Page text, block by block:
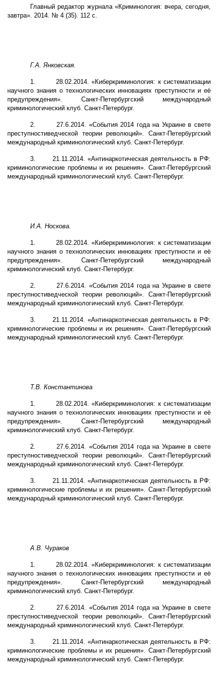
Главный редактор журнала «Криминология: вчера, сегодня,
завтра». 2014. № 4 (35). 112 с.
Г.А. Янковская.
1.
28.02.2014. «Киберкриминология: к систематизации
научного знания о технологических инновациях преступности и её
предупреждения». Санкт-Петербургский международный
криминологический клуб. Санкт-Петербург.
2.
27.6.2014. «События 2014 года на Украине в свете
преступностиведческой теории революций». Санкт-Петербургский
международный криминологический клуб. Санкт-Петербург.
3.
21.11.2014. «Антинаркотическая деятельность в РФ:
криминологические проблемы и их решения». Санкт-Петербургский
международный криминологический клуб. Санкт-Петербург.
И.А. Носкова.
1.
28.02.2014. «Киберкриминология: к систематизации
научного знания о технологических инновациях преступности и её
предупреждения». Санкт-Петербургский международный
криминологический клуб. Санкт-Петербург.
2.
27.6.2014. «События 2014 года на Украине в свете
преступностиведческой теории революций». Санкт-Петербургский
международный криминологический клуб. Санкт-Петербург.
3.
21.11.2014. «Антинаркотическая деятельность в РФ:
криминологические проблемы и их решения». Санкт-Петербургский
международный криминологический клуб. Санкт-Петербург.
Т.В. Константинова
1.
28.02.2014. «Киберкриминология: к систематизации
научного знания о технологических инновациях преступности и её
предупреждения». Санкт-Петербургский международный
криминологический клуб. Санкт-Петербург.
2.
27.6.2014. «События 2014 года на Украине в свете
преступностиведческой теории революций». Санкт-Петербургский
международный криминологический клуб. Санкт-Петербург.
3.
21.11.2014. «Антинаркотическая деятельность в РФ:
криминологические проблемы и их решения». Санкт-Петербургский
международный криминологический клуб. Санкт-Петербург.
А.В. Чураков
1.
28.02.2014. «Киберкриминология: к систематизации
научного знания о технологических инновациях преступности и её
предупреждения». Санкт-Петербургский международный
криминологический клуб. Санкт-Петербург.
2.
27.6.2014. «События 2014 года на Украине в свете
преступностиведческой теории революций». Санкт-Петербургский
международный криминологический клуб. Санкт-Петербург.
3.
21.11.2014. «Антинаркотическая деятельность в РФ:
криминологические проблемы и их решения». Санкт-Петербургский
международный криминологический клуб. Санкт-Петербург.